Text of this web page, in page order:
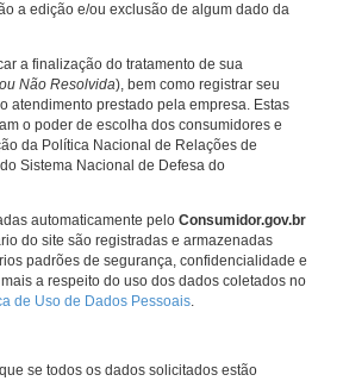
a edição e/ou exclusão de algum dado da
a finalização do tratamento de sua
Não Resolvida), bem como registrar seu
atendimento prestado pela empresa. Estas
o poder de escolha dos consumidores e
da Política Nacional de Relações de
Sistema Nacional de Defesa do
automaticamente pelo Consumidor.gov.br
do site são registradas e armazenadas
padrões de segurança, confidencialidade e
a respeito do uso dos dados coletados no
de Uso de Dados Pessoais.
se todos os dados solicitados estão